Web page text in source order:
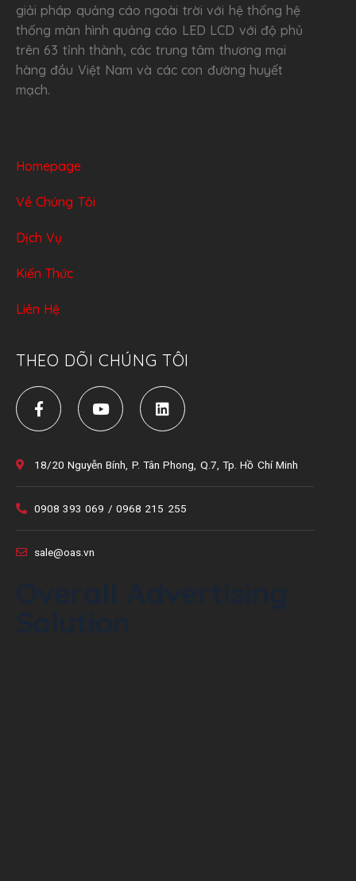
giải pháp quảng cáo ngoài trời với hệ thống hệ
thống màn hình quảng cáo LED LCD với độ phủ
trên 63 tỉnh thành, các trung tâm thương mại
hàng đầu Việt Nam và các con đường huyết
mạch.
Homepage
Về Chúng Tôi
Dịch Vụ
Kiến Thức
Liên Hệ
THEO DÕI CHÚNG TÔI
18/20 Nguyễn Bính, P. Tân Phong, Q.7, Tp. Hồ Chí Minh
0908 393 069 / 0968 215 255
sale@oas.vn